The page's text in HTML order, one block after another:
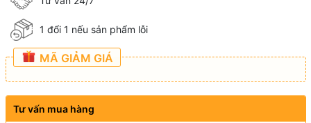
1 đổi 1 nếu sản phẩm lỗi
MÃ GIẢM GIÁ
Tư vấn mua hàng